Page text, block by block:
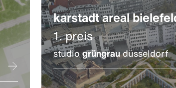
karstadt areal
1. preis
studiogrüngraudüsseldorf